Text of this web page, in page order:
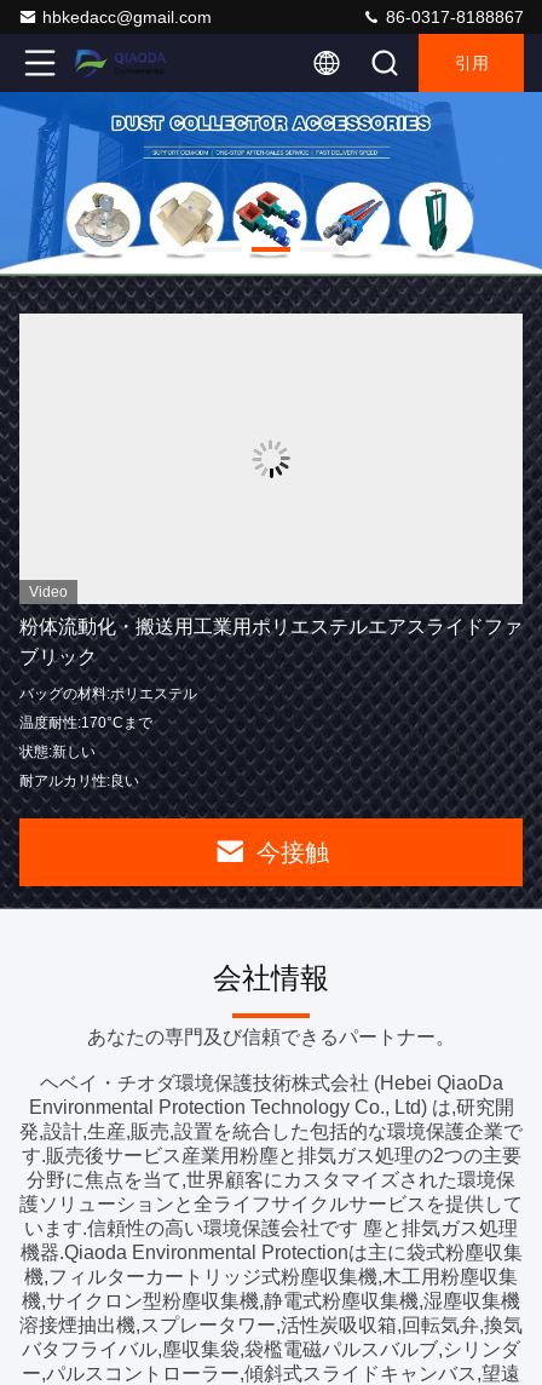
hbkedacc@gmail.com 86-0317-8188867
引用
Video
粉体流動化・搬送用工業用ポリエステルエアスライドファ
ブリック
バッグの材料:ポリエステル
温度耐性:170°Cまで
状態:新しい
耐アルカリ性:良い
今接触
会社情報
あなたの専門及び信頼できるパートナー。
ヘベイ・チオダ環境保護技術株式会社 (Hebei QiaoDa
Environmental Protection Technology Co., Ltd) は,研究開
発,設計,生産,販売,設置を統合した包括的な環境保護企業で
す.販売後サービス産業用粉塵と排気ガス処理の2つの主要
分野に焦点を当て,世界顧客にカスタマイズされた環境保
護ソリューションと全ライフサイクルサービスを提供して
います.信頼性の高い環境保護会社です 塵と排気ガス処理
機器.Qiaoda Environmental Protectionは主に袋式粉塵収集
機,フィルターカートリッジ式粉塵収集機,木工用粉塵収集
機,サイクロン型粉塵収集機,静電式粉塵収集機,湿塵収集機
溶接煙抽出機,スプレータワー,活性炭吸収箱,回転気弁,換気
バタフライバル,塵収集袋,袋檻電磁パルスバルブ,シリンダ
ー,パルスコントローラー,傾斜式スライドキャンバス,望遠